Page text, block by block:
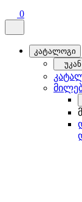
0
კატალოგი
უკან